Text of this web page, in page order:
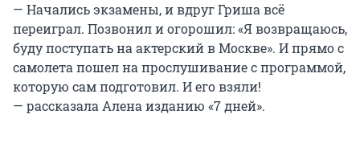
— Начались экзамены, и вдруг Гриша всё
переиграл. Позвонил и огорошил: «Я возвращаюсь,
буду поступать на актерский в Москве». И прямо с
самолета пошел на прослушивание с программой,
которую сам подготовил. И его взяли!
— рассказала Алена изданию «7 дней».